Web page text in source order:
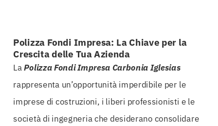
Polizza Fondi Impresa: La Chiave per la
Crescita delle Tua Azienda
LaPolizza Fondi Impresa Carbonia Iglesias
rappresenta un’opportunità imperdibile per le
imprese di costruzioni, i liberi professionisti e le
società di ingegneria che desiderano consolidare